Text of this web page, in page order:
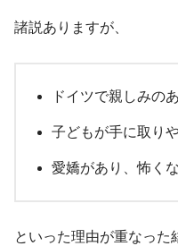
諸説ありますが、
ドイツで親しみの
子どもが手に取り
愛嬌があり、怖く
といった理由が重なった